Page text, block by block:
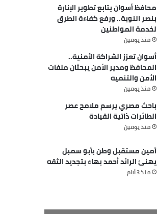
محافظ أسوان يتابع تطوير الإنارة
بنصر النوبة.. ورفع كفاءة الطرق
لخدمة المواطنين
منذ يومين
أسوان تعزز الشراكة الأمنية..
المحافظ ومدير الأمن يبحثان ملفات
الأمن والتنميه
منذ يومين
باحث مصري يرسم ملامح عصر
الطائرات ذاتية القيادة
منذ يومين
أمين مستقبل وطن بأبو سمبل
يهنئ الرائد أحمد بهاء بتجديد الثقه
منذ 3 أيام